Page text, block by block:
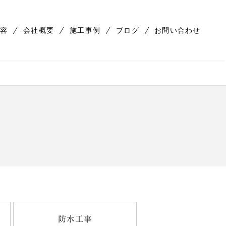
会社概要 施工事例 ブログ お問い合わせ
防水工事